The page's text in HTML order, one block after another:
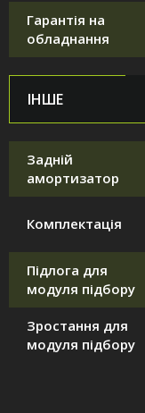
Гарантія на
обладнання
ІНШЕ
Задній
амортизатор
Комплектація
Підлога для
модуля підбору
Зростання для
модуля підбору